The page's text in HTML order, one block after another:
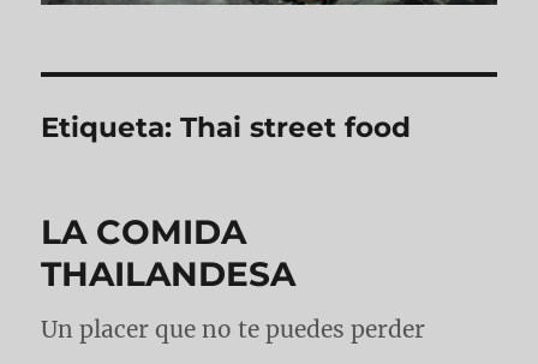
Etiqueta:Thai street food
LA COMIDA
THAILANDESA
Un placer que no te puedes perder